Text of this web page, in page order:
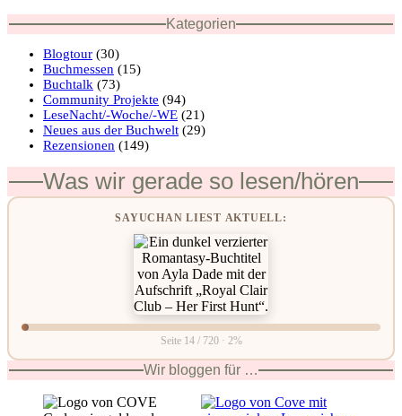
Kategorien
Blogtour (30)
Buchmessen (15)
Buchtalk (73)
Community Projekte (94)
LeseNacht/-Woche/-WE (21)
Neues aus der Buchwelt (29)
Rezensionen (149)
Was wir gerade so lesen/hören
SAYUCHAN LIEST AKTUELL:
Seite 14 / 720 · 2%
Wir bloggen für …